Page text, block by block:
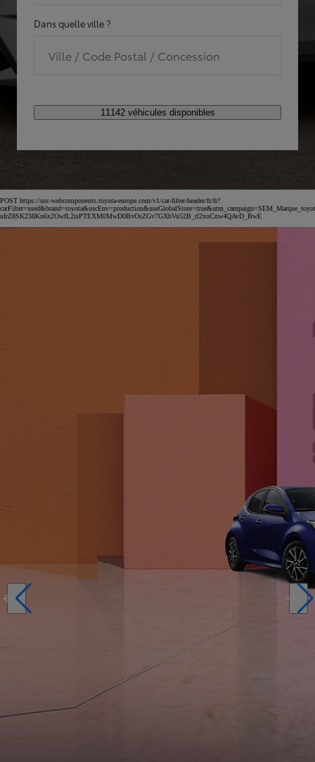
Dans quelle ville ?
Ville / Code Postal / Concession
11142 véhicules disponibles
POST https://usc-webcomponents.toyota-europe.com/v1/car-filter-header/fr/fr?
uIrZ8SK238Kn6x2OwfL2isPTEXM0MwD0BvOsZGv7GXbVu52B_rl2xoCnw4QAvD_BwE